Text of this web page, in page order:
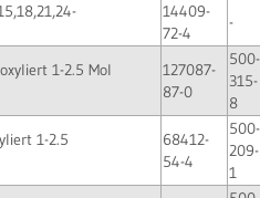
14409-
72-4
-
1-2.5 Mol
127087-
87-0
500-
315-
8
1-2.5
68412-
54-4
500-
209-
1